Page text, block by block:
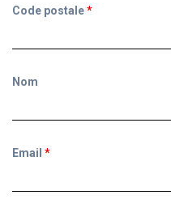
Code postale*
Nom
Email *